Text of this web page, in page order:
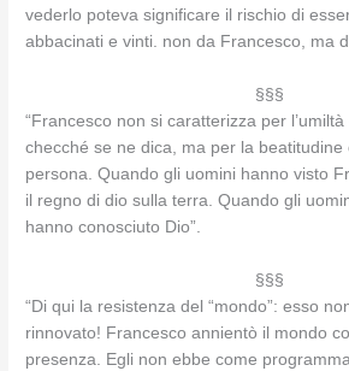
vederlo poteva significare il rischio di
abbacinati e vinti. non da Francesco, ma
§§§
“Francesco non si caratterizza per
checché se ne dica, ma per la beatitudine
persona. Quando gli uomini hanno visto
il regno di dio sulla terra. Quando gli
hanno conosciuto Dio”.
§§§
“Di qui la resistenza del “mondo”: esso
rinnovato! Francesco annientò il mondo
presenza. Egli non ebbe come